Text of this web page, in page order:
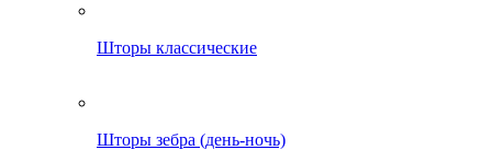
Шторы классические
Шторы зебра (день-ночь)